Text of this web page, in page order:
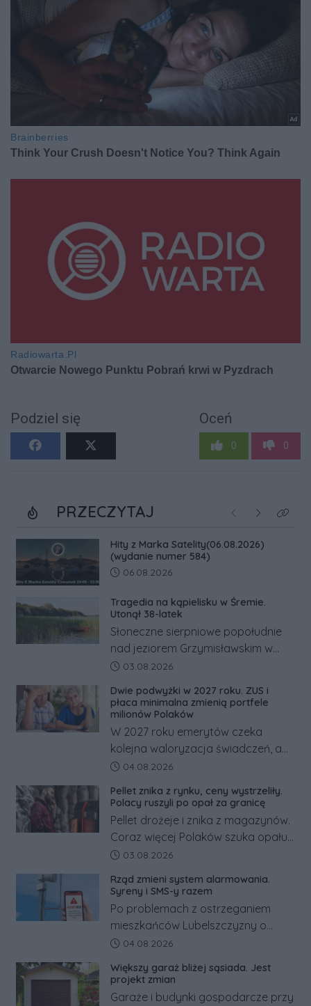
Podziel się Oceń
0 0
PRZECZYTAJ Poprzednie
NastępneKliknij
Hity z Marka Satelity(06.08.2026)
(wydanie numer 584)
Data dodania artykułu:
06.08.2026
Tragedia na kąpielisku w Śremie.
Utonął 38-latek
Słoneczne sierpniowe popołudnie
nad jeziorem Grzymisławskim w
powiecie śremskim zakończyło się
odwrócić nawet natychmiastowe
działania służb ratunkowych.
Data dodania artykułu:
03.08.2026
Dwie podwyżki w 2027 roku. ZUS i
płaca minimalna zmienią portfele
milionów Polaków
W 2027 roku emerytów czeka
kolejna waloryzacja świadczeń, a
pracowników podwyżka płacy
tym zmianom zyskają.
Data dodania artykułu:
04.08.2026
Pellet znika z rynku, ceny wystrzeliły.
Polacy ruszyli po opał za granicę
Pellet drożeje i znika z magazynów.
Coraz więcej Polaków szuka opału
za granicą, gdzie bywa nawet
Co się dzieje?
Data dodania artykułu:
03.08.2026
Rząd zmieni system alarmowania.
Syreny i SMS-y razem
Po problemach z ostrzeganiem
mieszkańców Lubelszczyzny o
rosyjskim zagrożeniu rząd
alarmowych, alertów RCB i aplikacji
w jeden system.
Data dodania artykułu:
04.08.2026
Większy garaż bliżej sąsiada. Jest
projekt zmian
Garaże i budynki gospodarcze przy